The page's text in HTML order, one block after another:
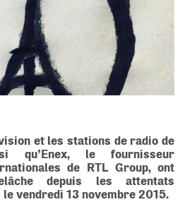
et les stations de radio de
qu’Enex, le fournisseur
de RTL Group, ont
depuis les attentats
vendredi 13 novembre 2015.